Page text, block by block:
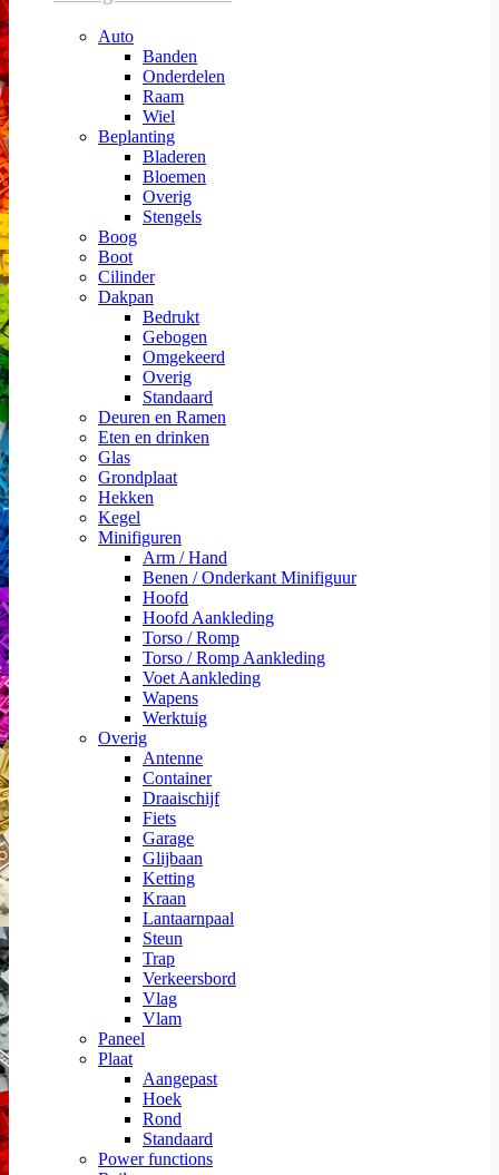
Auto
Banden
Onderdelen
Raam
Wiel
Beplanting
Bladeren
Bloemen
Overig
Stengels
Boog
Boot
Cilinder
Dakpan
Bedrukt
Gebogen
Omgekeerd
Overig
Standaard
Deuren en Ramen
Eten en drinken
Glas
Grondplaat
Hekken
Kegel
Minifiguren
Arm / Hand
Benen / Onderkant Minifiguur
Hoofd
Hoofd Aankleding
Torso / Romp
Torso / Romp Aankleding
Voet Aankleding
Wapens
Werktuig
Overig
Antenne
Container
Draaischijf
Fiets
Garage
Glijbaan
Ketting
Kraan
Lantaarnpaal
Steun
Trap
Verkeersbord
Vlag
Vlam
Paneel
Plaat
Aangepast
Hoek
Rond
Standaard
Power functions